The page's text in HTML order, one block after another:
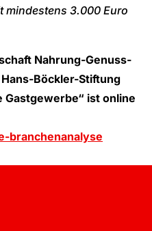
mindestens 3.000 Euro
Nahrung-Genuss-
Böckler-Stiftung
ist online
branchenanalyse